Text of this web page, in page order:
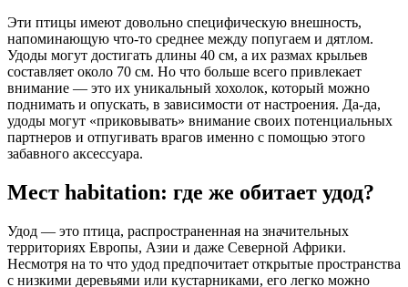
Эти птицы имеют довольно специфическую внешность,
напоминающую что-то среднее между попугаем и дятлом.
Удоды могут достигать длины 40 см, а их размах крыльев
составляет около 70 см. Но что больше всего привлекает
внимание — это их уникальный хохолок, который можно
поднимать и опускать, в зависимости от настроения. Да-да,
удоды могут «приковывать» внимание своих потенциальных
партнеров и отпугивать врагов именно с помощью этого
забавного аксессуара.
Мест habitation: где же обитает удод?
Удод — это птица, распространенная на значительных
территориях Европы, Азии и даже Северной Африки.
Несмотря на то что удод предпочитает открытые пространства
с низкими деревьями или кустарниками, его легко можно